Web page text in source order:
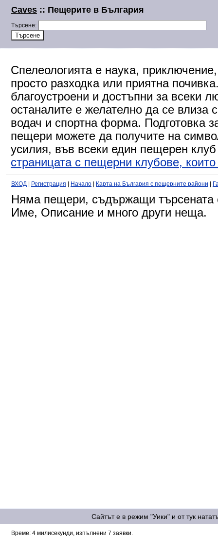
Caves :: Пещерите в България
Търсене:
Спелеологията е наука,
просто разходка или приятна
благоустроени и достъпни за всеки
останалите е желателно да се влиза
водач и спортна форма. Подготовка
пещери можете да получите на
усилия, във всеки един пещерен
страницата с пещерни клубове,
ВХОД Регистрация Начало Карта на България с пещерните райони
Няма пещери, съдържащи търсената
Име, Описание и много други неща.
Сайтът е в режим "Уики" и от тук
Време: 4 милисекунди, изпълнени 7 заявки.